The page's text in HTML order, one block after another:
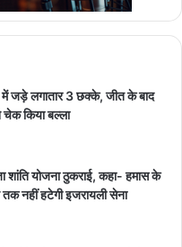
जड़े लगातार 3 छक्के, जीत के बाद
चेक किया बल्ला
शांति योजना ठुकराई, कहा- हमास के
तक नहीं हटेगी इजरायली सेना